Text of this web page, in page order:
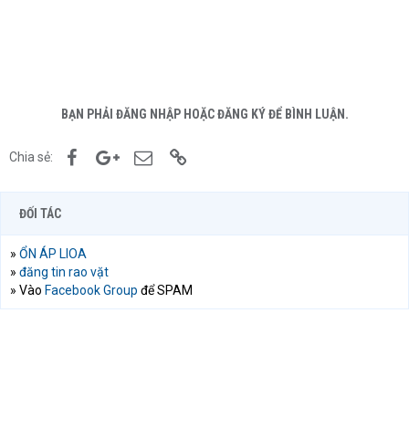
BẠN PHẢI ĐĂNG NHẬP HOẶC ĐĂNG KÝ ĐỂ BÌNH LUẬN.
Chia sẻ: FacebookGoogle+Email
ĐỐI TÁC
» ỔN ÁP LIOA
» đăng tin rao vặt
» Vào Facebook Group để SPAM